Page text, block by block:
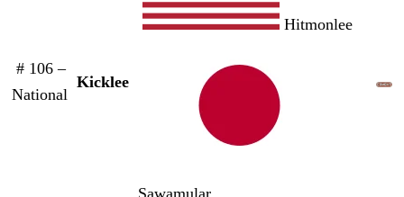
# 106 –
National
Kicklee
Hitmonlee